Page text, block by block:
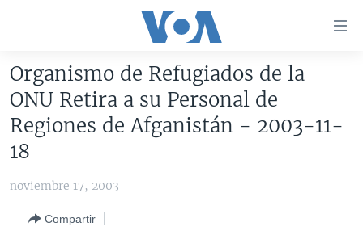
accesibilidad
contenido
principal
al
principal
AMÉRICA DEL NORTE
MÉXICO
ELECCIONES EEUU 2024
ELECCIONES EEUU
VOA VERIFICA
Organismo de Refugiados de la
ONU Retira a su Personal de
Regiones de Afganistán - 2003-11-
18
noviembre 17, 2003
Compartir